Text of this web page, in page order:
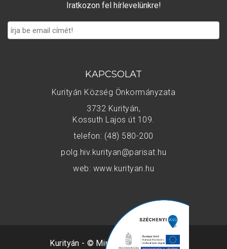
Iratkozon fel hírlevelünkre!
KAPCSOLAT
Kurityán Község Önkormányzata
3732 Kurityán,
Kossuth Lajos út 109.
telefon: (48) 580-200
polg.hiv.kurityan@parisat.hu
web: www.kurityan.hu
Kurityán - © Minden jog fenntartva.